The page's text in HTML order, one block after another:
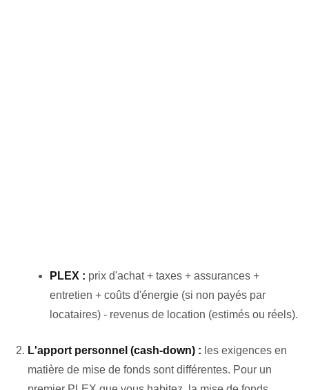
PLEX : prix d'achat + taxes + assurances +
entretien + coûts d'énergie (si non payés par
locataires) - revenus de location (estimés ou réels).
L'apport personnel (cash-down) : les exigences en
matière de mise de fonds sont différentes. Pour un